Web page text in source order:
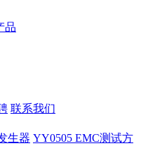
品
联系我们
生器 YY0505 EMC测试方